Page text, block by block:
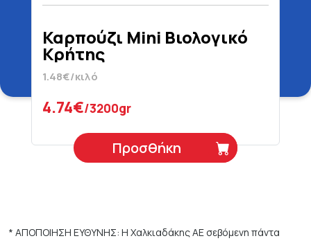
Καρπούζι Mini Βιολογικό
Κρήτης
1.48€/κιλό
4.74€/3200gr
Προσθήκη
* ΑΠΟΠΟΙΗΣΗ ΕΥΘΥΝΗΣ: Η Χαλκιαδάκης ΑΕ σεβόμενη πάντα